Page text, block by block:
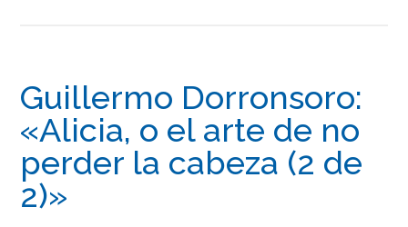
Guillermo Dorronsoro:
«Alicia, o el arte de no
perder la cabeza (2 de
2)»